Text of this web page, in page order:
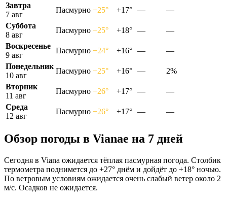
Завтра
7 авг
Пасмурно +25° +17° —
—
Суббота
8 авг
Пасмурно +25° +18° —
—
Воскресенье
9 авг
Пасмурно +24° +16° —
—
Понедельник
10 авг
Пасмурно +25° +16° —
2%
Вторник
11 авг
Пасмурно +26° +17° —
—
Среда
12 авг
Пасмурно +26° +17° — —
Обзор погоды в Vianaе на 7 дней
Сегодня в Viana ожидается тёплая пасмурная погода. Столбик
термометра поднимется до +27° днём и дойдёт до +18° ночью.
По ветровым условиям ожидается очень слабый ветер около 2
м/с. Осадков не ожидается.